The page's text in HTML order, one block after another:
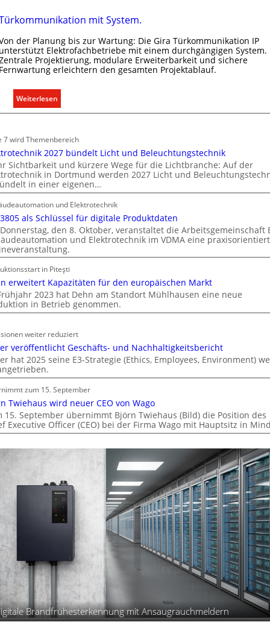
r
m
o
b
i
t
i
n
d
e
r
I
m
m
o
b
i
l
i
n
w
i
s
h
a
f
mit System.
der Planung bis zur Wartung: Die Gira Türkommunikation IP
Elektrofachbetriebe mit einem durchgängigen System.
Projektierung, modulare Erweiterbarkeit und sichere
erleichtern den gesamten Projektablauf.
Weiterlesen
T
k
o
m
m
i
k
a
i
o
n
m
t
S
y
s
t
e
m
.
7 wird Themenbereich
2027 bündelt Licht und Beleuchtungstechnik
Sichtbarkeit und kürzere Wege für die Lichtbranche: Auf der
in Dortmund werden 2027 Licht und
in einer eigenen…
und Elektrotechnik
als Schlüssel für digitale Produktdaten
den 8. Oktober, veranstaltet die Arbeitsgemeinschaft
und Elektrotechnik im VDMA eine
in Piteşti
erweitert Kapazitäten für den europäischen Markt
2023 hat Dehn am Standort Mühlhausen eine neue
in Betrieb genommen.
weiter reduziert
veröffentlicht Geschäfts- und Nachhaltigkeitsbericht
hat 2025 seine E3-Strategie (Ethics, Employees, Environment)
zum 15. September
Twiehaus wird neuer CEO von Wago
15. September übernimmt Björn Twiehaus (Bild) die Position des
Executive Officer (CEO) bei der Firma Wago mit Hauptsitz in
Brandfrühesterkennung mit Ansaugrauchmeldern